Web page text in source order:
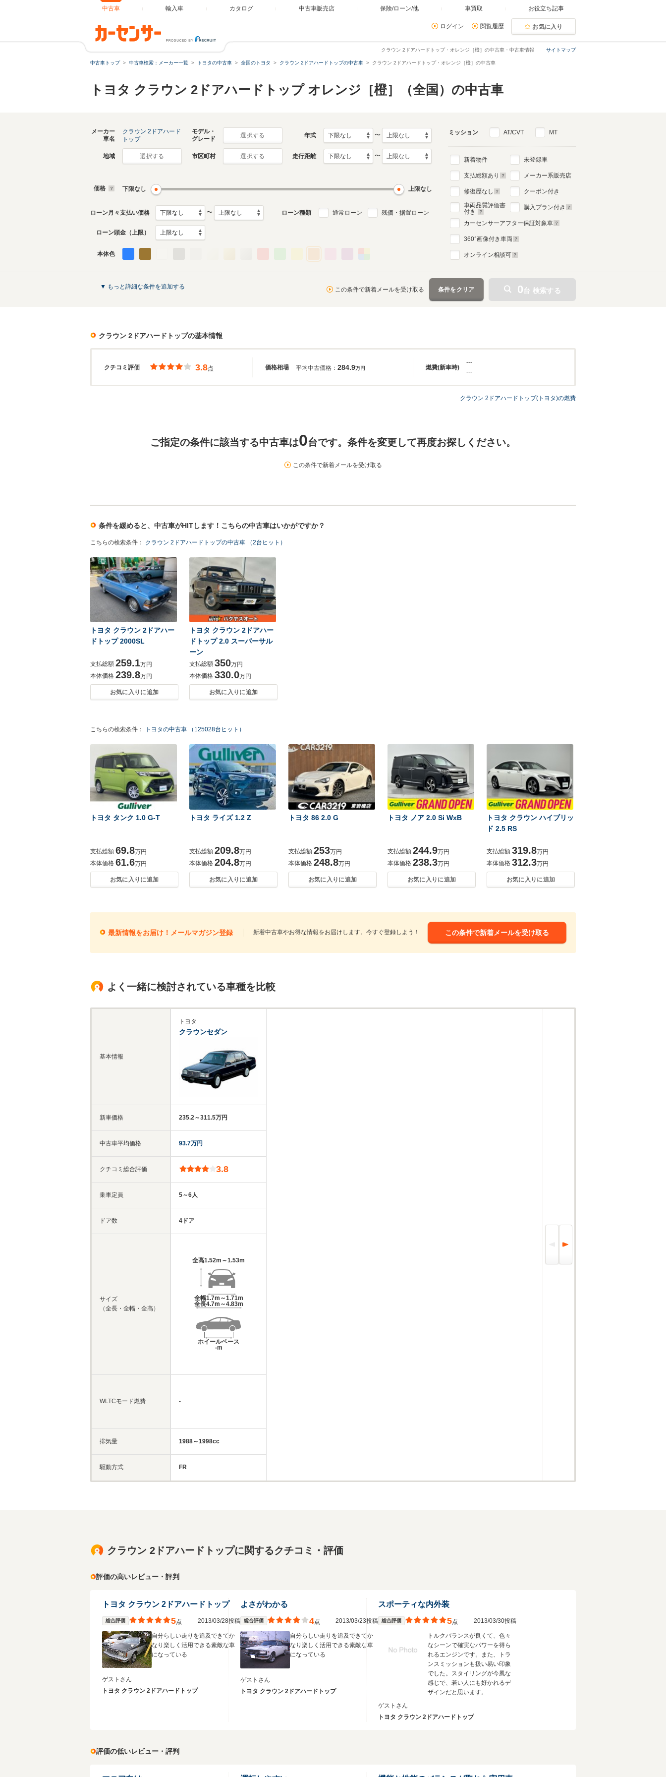
中古車 輸入車 カタログ 中古車販売店 保険/ローン/他 車買取 お役立ち記事
ログイン 閲覧履歴 お気に入り
サイトマップ
クラウン 2ドアハードトップ・オレンジ［橙］の中古車・中古車情報
中古車トップ 中古車検索：メーカー一覧 トヨタの中古車 全国のトヨタ クラウン 2ドアハードトップの中古車 クラウン 2ドアハードトップ・オレンジ［橙］の中古車
トヨタ クラウン 2ドアハードトップ オレンジ［橙］（全国）の中古車
メーカー
車名
クラウン 2ドアハード
トップ
モデル・
グレード
選択する 年式 〜
地域 選択する 市区町村 選択する 走行距離 〜
価格 下限なし 上限なし
ローン月々支払い価格 〜 ローン種類 通常ローン 残価・据置ローン
ローン頭金（上限）
本体色
ミッション AT/CVT MT
新着物件
支払総額あり
修復歴なし
車両品質評価書
付き
未登録車
メーカー系販売店
クーポン付き
購入プラン付き
カーセンサーアフター保証対象車
360°画像付き車両
オンライン相談可
▼ もっと詳細な条件を追加する この条件で新着メールを受け取る 条件をクリア 0台 検索する
クラウン 2ドアハードトップの基本情報
クチコミ評価 価格相場 燃費(新車時)
3.8点 平均中古価格： 284.9万円
---
---
クラウン 2ドアハードトップ(トヨタ)の燃費
ご指定の条件に該当する中古車は0台です。条件を変更して再度お探しください。
この条件で新着メールを受け取る
条件を緩めると、中古車がHITします！こちらの中古車はいかがですか？
こちらの検索条件： クラウン 2ドアハードトップの中古車 （2台ヒット）
トヨタ クラウン 2ドアハー
ドトップ 2000SL
支払総額 259.1万円
本体価格 239.8万円
お気に入りに追加
トヨタ クラウン 2ドアハー
ドトップ 2.0 スーパーサル
ーン
支払総額 350万円
本体価格 330.0万円
お気に入りに追加
こちらの検索条件： トヨタの中古車 （125028台ヒット）
トヨタ タンク 1.0 G-T
支払総額 69.8万円
本体価格 61.6万円
お気に入りに追加
トヨタ ライズ 1.2 Z
支払総額 209.8万円
本体価格 204.8万円
お気に入りに追加
トヨタ 86 2.0 G
支払総額 253万円
本体価格 248.8万円
お気に入りに追加
トヨタ ノア 2.0 Si WxB
支払総額 244.9万円
本体価格 238.3万円
お気に入りに追加
トヨタ クラウン ハイブリッ
ド 2.5 RS
支払総額 319.8万円
本体価格 312.3万円
お気に入りに追加
最新情報をお届け！メールマガジン登録 新着中古車やお得な情報をお届けします。今すぐ登録しよう！ この条件で新着メールを受け取る
よく一緒に検討されている車種を比較
基本情報
新車価格
中古車平均価格
クチコミ総合評価
乗車定員
ドア数
サイズ
（全長・全幅・全高）
WLTCモード燃費
排気量
駆動方式
トヨタ
クラウンセダン
235.2～311.5万円
93.7万円
3.8
5～6人
4ドア
全高1.52m～1.53m
全幅1.7m～1.71m
全長4.7m～4.83m
ホイールベース
-m
-
1988～1998cc
FR
クラウン 2ドアハードトップに関するクチコミ・評価
評価の高いレビュー・評判
トヨタ クラウン 2ドアハードトップ
総合評価 5点 2013/03/28投稿
自分らしい走りを追及できてか
なり楽しく活用できる素敵な車
になっている
ゲストさん
トヨタ クラウン 2ドアハードトップ
よさがわかる
総合評価 4点 2013/03/23投稿
自分らしい走りを追及できてか
なり楽しく活用できる素敵な車
になっている
ゲストさん
トヨタ クラウン 2ドアハードトップ
スポーティな内外装
総合評価 5点 2013/03/30投稿
トルクバランスが良くて、色々
なシーンで確実なパワーを得ら
れるエンジンです。また、トラ
ンスミッションも扱い易い印象
でした。スタイリングが今風な
感じで、若い人にも好かれるデ
ザインだと思います。
ゲストさん
トヨタ クラウン 2ドアハードトップ
評価の低いレビュー・評判